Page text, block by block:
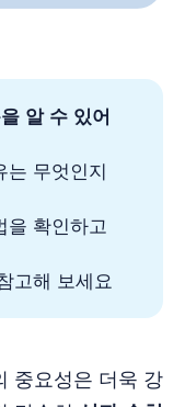
알 수 있어
무엇인지
을 확인하고
고해 보세요
중요성은 더욱 강